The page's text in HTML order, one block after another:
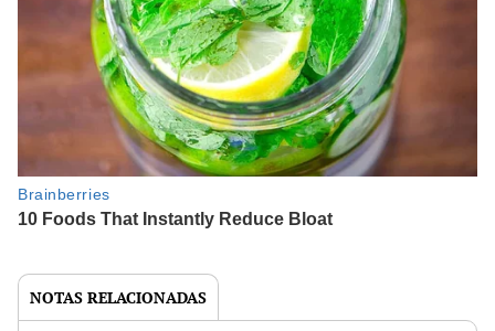
NOTAS RELACIONADAS